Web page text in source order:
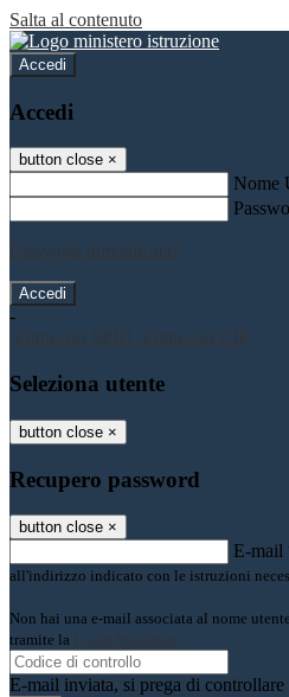
Salta al contenuto
Accedi
Accedi
button close ×
Nome
Password dimenticata?
-
Entra con SPID
Entra con CIE
Seleziona utente
button close ×
Recupero password
button close ×
E-mail
all'indirizzo indicato con le istruzioni
Non hai una e-mail associata al nome
tramite la Login Spaggiari
E-mail inviata, si prega di